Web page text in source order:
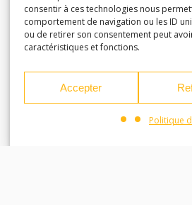
consentir à ces technologies nous
comportement de navigation ou les ID
ou de retirer son consentement peut
caractéristiques et fonctions.
Accepter
Politique